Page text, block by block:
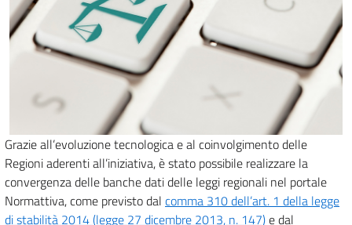
Grazie all’evoluzione tecnologica e al coinvolgimento delle
Regioni aderenti all’iniziativa, è stato possibile realizzare la
convergenza delle banche dati delle leggi regionali nel portale
Normattiva, come previsto dal comma 310 dell’art. 1 della legge
di stabilità 2014 (legge 27 dicembre 2013, n. 147)e dal